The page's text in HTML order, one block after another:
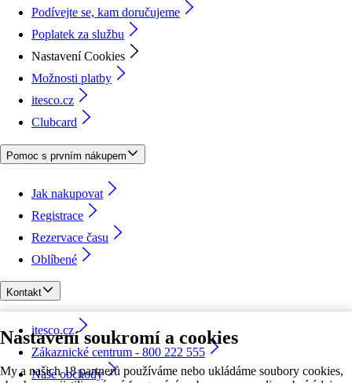
Nastavení soukromí a cookies
My a našich 18 partnerů používáme nebo ukládáme soubory cookies,
Podívejte se, kam doručujeme
Poplatek za službu
Nastavení Cookies
Možnosti platby
itesco.cz
Clubcard
Pomoc s prvním nákupem
Jak nakupovat
Registrace
Rezervace času
Oblíbené
Kontakt
itesco.cz
Zákaznické centrum - 800 222 555
Naše obchody